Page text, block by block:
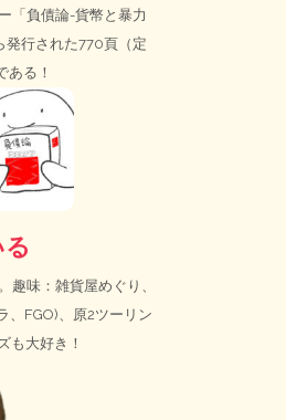
「負債論-貨幣と暴力
行された770頁（定
る！
趣味：雑貨屋めぐり、
、FGO)、原2ツーリン
も大好き！